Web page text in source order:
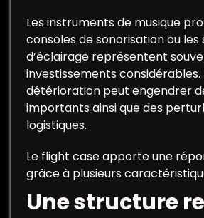
Les instruments de musique
consoles de sonorisation ou les
d’éclairage représentent
investissements considérables.
détérioration peut engendrer
importants ainsi que des
logistiques.
Le flight case apporte une
grâce à plusieurs
Une structure